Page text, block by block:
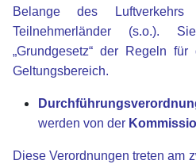
Belange des
Teilnehmerländer (s.o.).
„Grundgesetz“ der Regeln
Geltungsbereich.
werden von der
Diese Verordnungen treten am